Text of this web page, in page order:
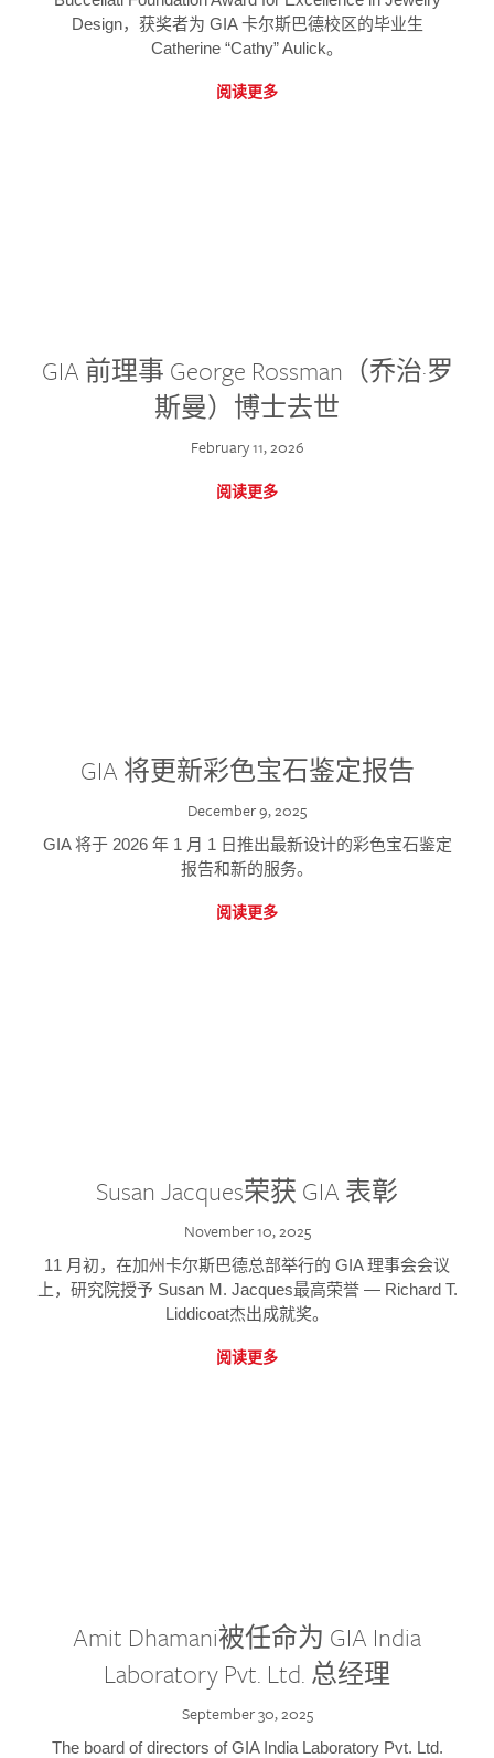
Design，获奖者为 GIA 卡尔斯巴德校区的毕业生
Catherine “Cathy” Aulick。
阅读更多
GIA 前理事 George Rossman（乔治·罗
斯曼）博士去世
February 11, 2026
阅读更多
GIA 将更新彩色宝石鉴定报告
December 9, 2025
GIA 将于 2026 年 1 月 1 日推出最新设计的彩色宝石鉴定
报告和新的服务。
阅读更多
Susan Jacques荣获 GIA 表彰
November 10, 2025
11 月初，在加州卡尔斯巴德总部举行的 GIA 理事会会议
上，研究院授予 Susan M. Jacques最高荣誉 — Richard T.
Liddicoat杰出成就奖。
阅读更多
Amit Dhamani被任命为 GIA India
Laboratory Pvt. Ltd. 总经理
September 30, 2025
The board of directors of GIA India Laboratory Pvt. Ltd.